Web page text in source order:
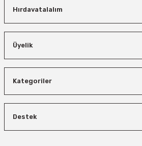
Hırdavatalalım
Üyelik
Kategoriler
Destek